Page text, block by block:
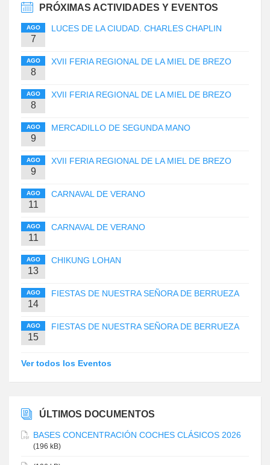
PRÓXIMAS ACTIVIDADES Y EVENTOS
AGO
7
LUCES DE LA CIUDAD. CHARLES CHAPLIN
AGO
8
XVII FERIA REGIONAL DE LA MIEL DE BREZO
AGO
8
XVII FERIA REGIONAL DE LA MIEL DE BREZO
AGO
9
MERCADILLO DE SEGUNDA MANO
AGO
9
XVII FERIA REGIONAL DE LA MIEL DE BREZO
AGO
11
CARNAVAL DE VERANO
AGO
11
CARNAVAL DE VERANO
AGO
13
CHIKUNG LOHAN
AGO
14
FIESTAS DE NUESTRA SEÑORA DE BERRUEZA
AGO
15
FIESTAS DE NUESTRA SEÑORA DE BERRUEZA
Ver todos los Eventos
ÚLTIMOS DOCUMENTOS
BASES CONCENTRACIÓN COCHES CLÁSICOS 2026
(196 kB)